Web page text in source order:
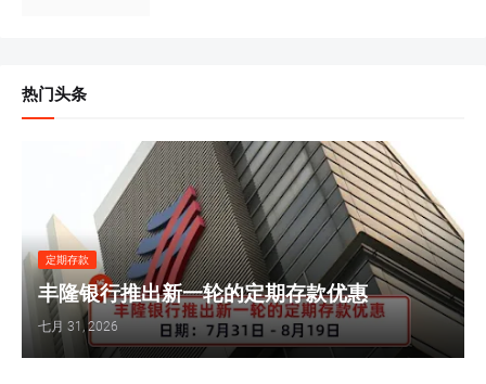
热门头条
定期存款
丰隆银行推出新一轮的定期存款优惠
七月 31, 2026